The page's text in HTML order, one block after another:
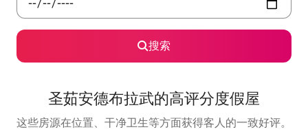
搜索
圣茹安德布拉武的高评分度假屋
这些房源在位置、干净卫生等方面获得客人的一致好评。